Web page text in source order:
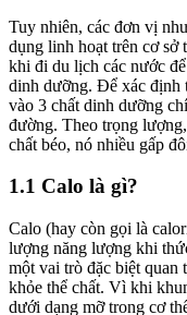
Tuy nhiên, các đơn vị
dụng linh hoạt trên cơ sở
khi đi du lịch các nước
dinh dưỡng. Để xác định
vào 3 chất dinh dưỡng
đường. Theo trọng
chất béo, nó nhiều gấp
1.1 Calo là gì?
Calo (hay còn gọi là
lượng năng lượng khi
một vai trò đặc biệt quan
khỏe thể chất. Vì khi
dưới dạng mỡ trong cơ